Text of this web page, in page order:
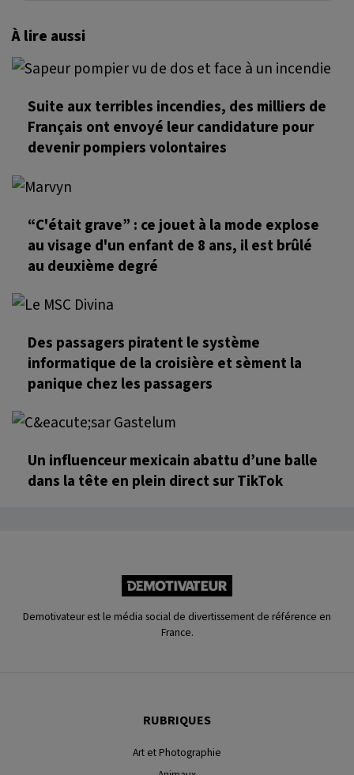
À lire aussi
Suite aux terribles incendies, des milliers de
Français ont envoyé leur candidature pour
devenir pompiers volontaires
“C'était grave” : ce jouet à la mode explose
au visage d'un enfant de 8 ans, il est brûlé
au deuxième degré
Des passagers piratent le système
informatique de la croisière et sèment la
panique chez les passagers
Un influenceur mexicain abattu d’une balle
dans la tête en plein direct sur TikTok
Demotivateur est le média social de divertissement de référence en
France.
RUBRIQUES
Art et Photographie